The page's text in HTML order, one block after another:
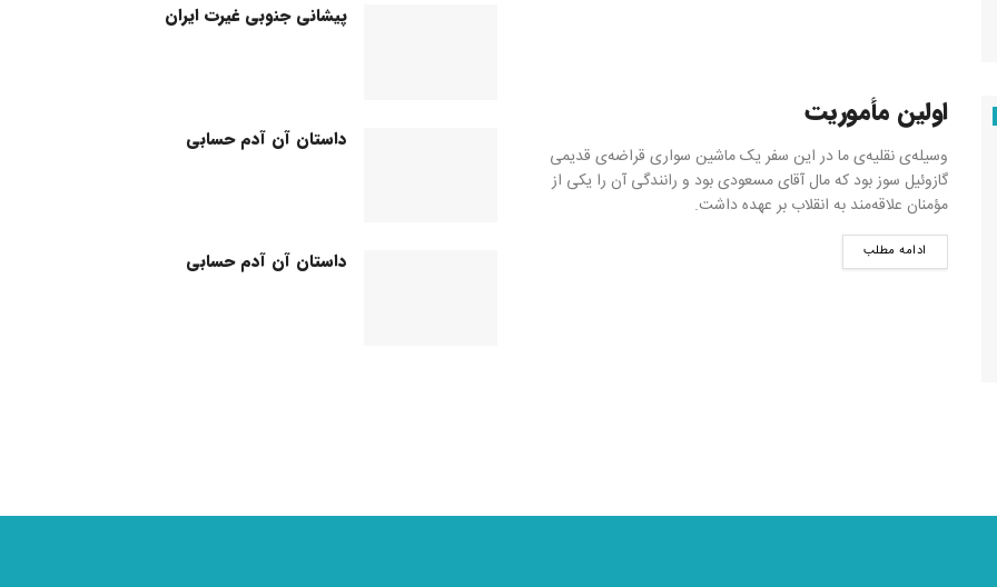
اولین مأموریت
وسیله‌ی نقلیه‌ی ما در این سفر یک ماشین سواری قراضه‌ی قدیمی
گازوئیل سوز بود که مال آقای مسعودی بود و رانندگی آن را یکی از
مؤمنان علاقه‌مند به انقلاب بر عهده داشت.
ادامه مطلب
پیشانی جنوبی غیرت ایران
داستان آن آدم حسابی
داستان آن آدم حسابی